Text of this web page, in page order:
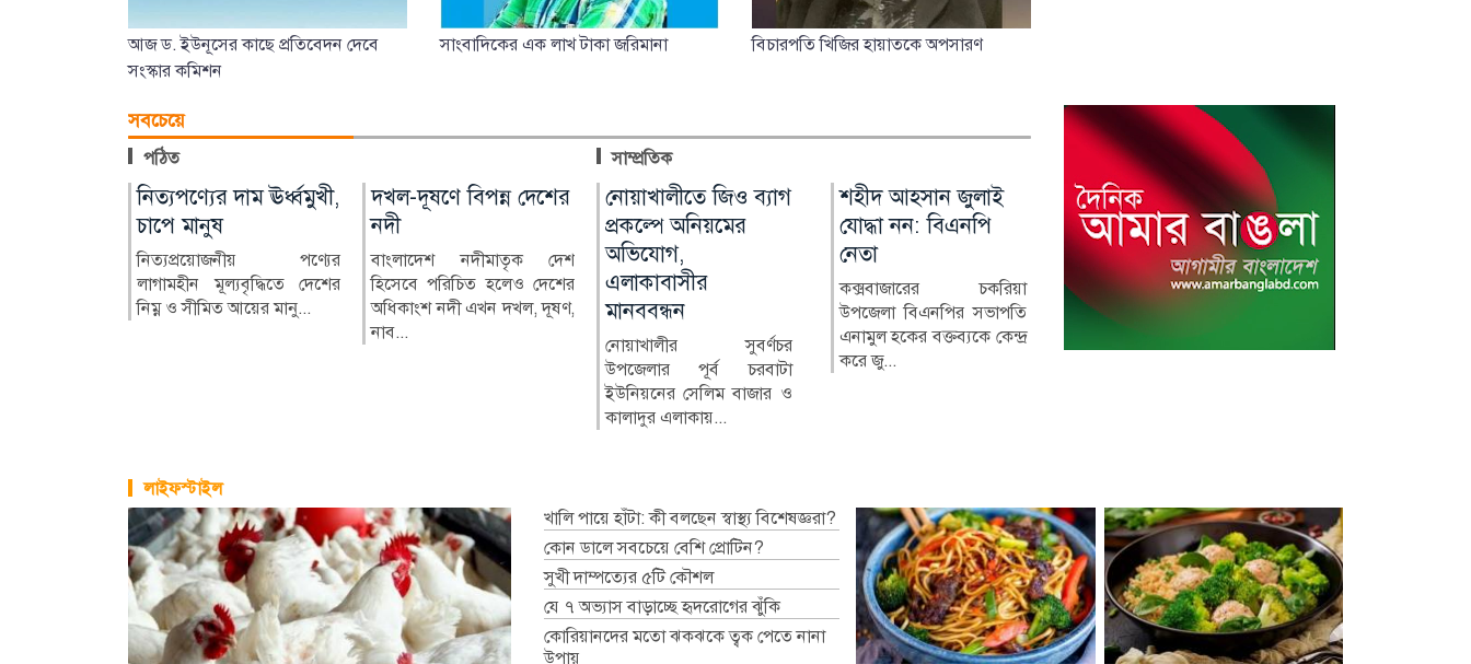
আজ ড. ইউনূসের কাছে প্রতিবেদন দেবে
সংস্কার কমিশন
সাংবাদিকের এক লাখ টাকা জরিমানা বিচারপতি খিজির হায়াতকে অপসারণ
সবচেয়ে
পঠিত সাম্প্রতিক
নিত্যপণ্যের দাম ঊর্ধ্বমুখী,
চাপে মানুষ
নিত্যপ্রয়োজনীয় পণ্যের
লাগামহীন মূল্যবৃদ্ধিতে দেশের
নিম্ন ও সীমিত আয়ের মানু...
দখল-দূষণে বিপন্ন দেশের
নদী
বাংলাদেশ নদীমাতৃক দেশ
হিসেবে পরিচিত হলেও দেশের
অধিকাংশ নদী এখন দখল, দূষণ,
নাব...
দখল-দূষণে বিপন্ন
দেশের নদী
বাংলাদেশ নদীমাতৃক দেশ
হিসেবে পরিচিত হলেও
দেশের অধিকাংশ নদী এখন
নিত্যপণ্যের দাম
ঊর্ধ্বমুখী, চাপে মানুষ
নিত্যপ্রয়োজনীয় পণ্যের
লাগামহীন মূল্যবৃদ্ধিতে দেশের
নিম্ন ও সীমিত আয়ের মানু...
নোয়াখালীতে জিও ব্যাগ
প্রকল্পে অনিয়মের
অভিযোগ,
এলাকাবাসীর
মানববন্ধন
নোয়াখালীর সুবর্ণচর
উপজেলার পূর্ব চরবাটা
ইউনিয়নের সেলিম বাজার ও
কালাদুর এলাকায়...
শহীদ আহসান জুলাই
যোদ্ধা নন: বিএনপি
নেতা
কক্সবাজারের চকরিয়া
উপজেলা বিএনপির সভাপতি
এনামুল হকের বক্তব্যকে কেন্দ্র
করে জু...
হাসিনা দিল্লিতে,
পরিবারের অন্য সদস্যরা
কে কোথায়?
সাবেক প্রধানমন্ত্রী শেখ
হাসিনার সরকারের পতনের
পর তাঁর পরিবারের সদস্য ও
দেশের নদী
বাংলাদেশ নদীমাতৃক
হিসেবে পরিচিত
লাইফস্টাইল
খালি পায়ে হাঁটা: কী বলছেন স্বাস্থ্য বিশেষজ্ঞরা?
কোন ডালে সবচেয়ে বেশি প্রোটিন?
সুখী দাম্পত্যের ৫টি কৌশল
যে ৭ অভ্যাস বাড়াচ্ছে হৃদরোগের ঝুঁকি
কোরিয়ানদের মতো ঝকঝকে ত্বক পেতে নানা
উপায়